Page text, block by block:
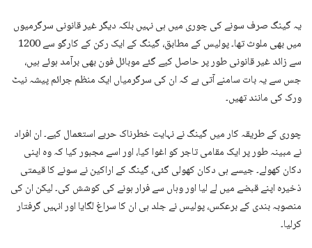
یہ گینگ صرف سونے کی چوری میں ہی نہیں بلکہ دیگر غیر قانونی سرگرمیوں
میں بھی ملوث تھا۔ پولیس کے مطابق، گینگ کے ایک رکن کے کارگو سے 1200
سے زائد غیر قانونی طور پر حاصل کیے گئے موبائل فون بھی برآمد ہوئے ہیں،
جس سے یہ بات سامنے آتی ہے کہ ان کی سرگرمیاں ایک منظم جرائم پیشہ نیٹ
ورک کی مانند تھیں۔
چوری کے طریقہ کار میں گینگ نے نہایت خطرناک حربے استعمال کیے۔ ان افراد
نے مبینہ طور پر ایک مقامی تاجر کو اغوا کیا، اور اسے مجبور کیا کہ وہ اپنی
دکان کھولے۔ جیسے ہی دکان کھولی گئی، گینگ کے اراکین نے سونے کا قیمتی
ذخیرہ اپنے قبضے میں لے لیا اور وہاں سے فرار ہونے کی کوشش کی۔ لیکن ان کی
منصوبہ بندی کے برعکس، پولیس نے جلد ہی ان کا سراغ لگایا اور انہیں گرفتار
کرلیا۔